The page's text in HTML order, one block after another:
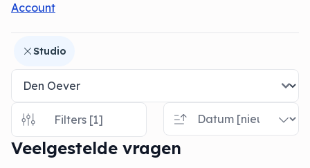
Account
Studio
Filters [1]
Veelgestelde vragen